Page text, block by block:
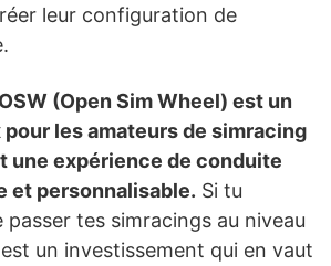
leur configuration de
(Open Sim Wheel) est un
les amateurs de simracing
une expérience de conduite
et personnalisable. Si tu
passer tes simracings au niveau
un investissement qui en vaut